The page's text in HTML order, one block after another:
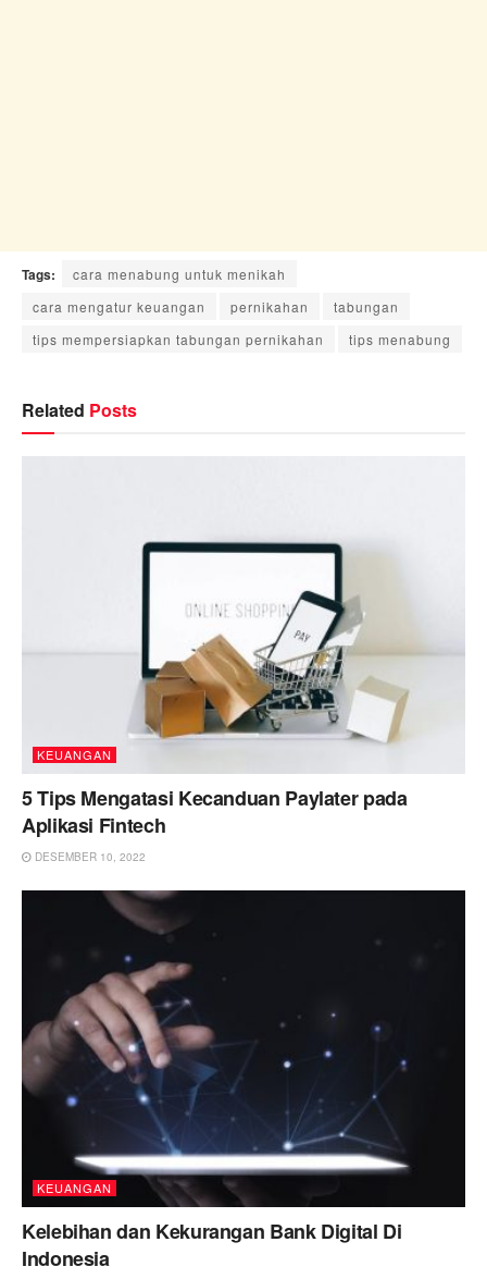
Tags:
cara menabung untuk menikah
cara mengatur keuangan
pernikahan
tabungan
tips mempersiapkan tabungan pernikahan
tips menabung
Related Posts
KEUANGAN
5 Tips Mengatasi Kecanduan Paylater pada
Aplikasi Fintech
DESEMBER 10, 2022
KEUANGAN
Kelebihan dan Kekurangan Bank Digital Di
Indonesia